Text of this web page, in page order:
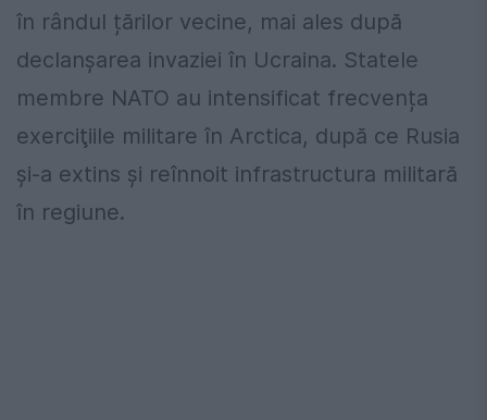
în rândul țărilor vecine, mai ales după
declanșarea invaziei în Ucraina. Statele
membre NATO au intensificat frecvența
exerciţiile militare în Arctica, după ce Rusia
şi-a extins şi reînnoit infrastructura militară
în regiune.